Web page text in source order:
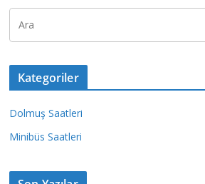
Kategoriler
Dolmuş Saatleri
Minibüs Saatleri